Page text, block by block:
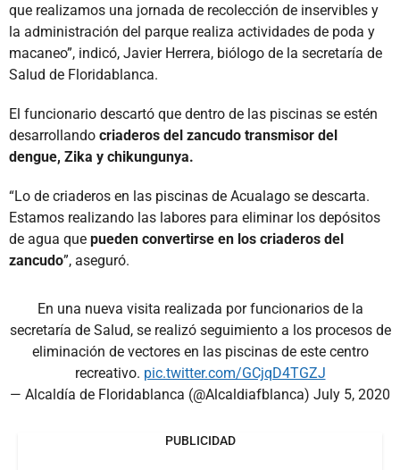
que realizamos una jornada de recolección de inservibles y
la administración del parque realiza actividades de poda y
macaneo”, indicó, Javier Herrera, biólogo de la secretaría de
Salud de Floridablanca.
El funcionario descartó que dentro de las piscinas se estén
desarrollando criaderos del zancudo transmisor del
dengue, Zika y chikungunya.
“Lo de criaderos en las piscinas de Acualago se descarta.
Estamos realizando las labores para eliminar los depósitos
de agua que pueden convertirse en los criaderos del
zancudo”, aseguró.
En una nueva visita realizada por funcionarios de la
secretaría de Salud, se realizó seguimiento a los procesos de
eliminación de vectores en las piscinas de este centro
recreativo. pic.twitter.com/GCjqD4TGZJ
— Alcaldía de Floridablanca (@Alcaldiafblanca) July 5, 2020
PUBLICIDAD